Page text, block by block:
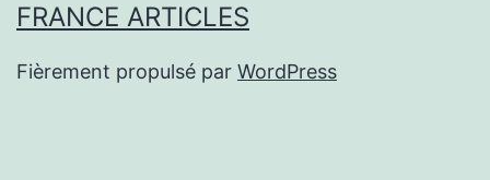
FRANCE ARTICLES
Fièrement propulsé par WordPress